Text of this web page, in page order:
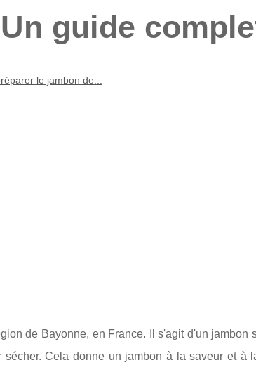
guide
le jambon de...
de Bayonne, en France. Il s'agit d'un jambon
Cela donne un jambon à la saveur et à